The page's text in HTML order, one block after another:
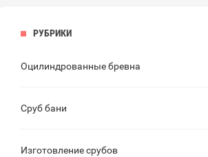
РУБРИКИ
Оцилиндрованные бревна
Сруб бани
Изготовление срубов